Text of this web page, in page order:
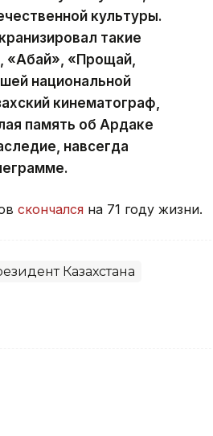
культуры.
такие
«Абай», «Прощай,
национальной
кинематограф,
память об Ардаке
навсегда
скончался на 71 году жизни.
Казахстана